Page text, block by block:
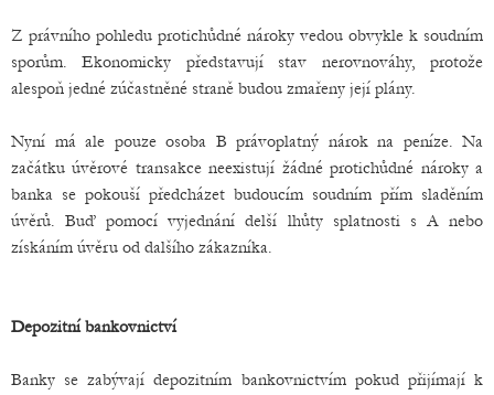
Z právního pohledu protichůdné nároky vedou obvykle k soudním
sporům. Ekonomicky představují stav nerovnováhy, protože
alespoň jedné zúčastněné straně budou zmařeny její plány.
Nyní má ale pouze osoba B právoplatný nárok na peníze. Na
začátku úvěrové transakce neexistují žádné protichůdné nároky a
banka se pokouší předcházet budoucím soudním přím sladěním
úvěrů. Buď pomocí vyjednání delší lhůty splatnosti s A nebo
získáním úvěru od dalšího zákazníka.
Depozitní bankovnictví
Banky se zabývají depozitním bankovnictvím pokud přijímají k